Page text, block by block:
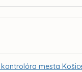
mesta